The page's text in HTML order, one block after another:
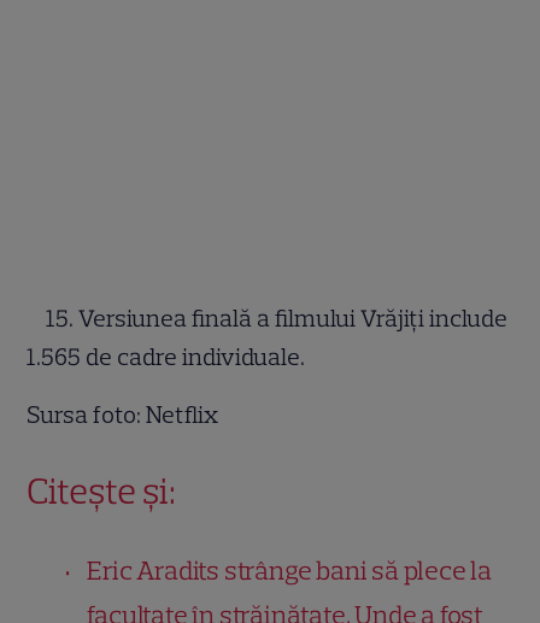
15. Versiunea finală a filmului Vrăjiți include
1.565 de cadre individuale.
Sursa foto: Netflix
Citește și:
Eric Aradits strânge bani să plece la
facultate în străinătate. Unde a fost